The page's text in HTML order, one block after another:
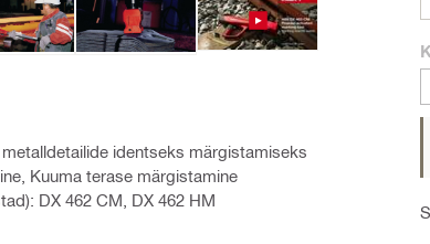
identseks märgistamiseks
Kuuma terase märgistamine
DX 462 CM, DX 462 HM